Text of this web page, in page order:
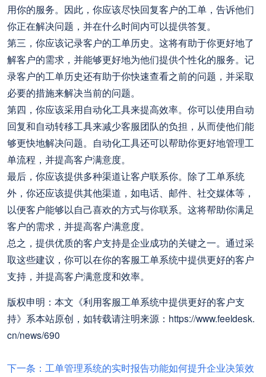
用你的服务。因此，你应该尽快回复客户的工单，告诉他们
你正在解决问题，并在什么时间内可以提供答复。
第三，你应该记录客户的工单历史。这将有助于你更好地了
解客户的需求，并能够更好地为他们提供个性化的服务。记
录客户的工单历史还有助于你快速查看之前的问题，并采取
必要的措施来解决当前的问题。
第四，你应该采用自动化工具来提高效率。你可以使用自动
回复和自动转移工具来减少客服团队的负担，从而使他们能
够更快地解决问题。自动化工具还可以帮助你更好地管理工
单流程，并提高客户满意度。
最后，你应该提供多种渠道让客户联系你。除了工单系统
外，你还应该提供其他渠道，如电话、邮件、社交媒体等，
以便客户能够以自己喜欢的方式与你联系。这将帮助你满足
客户的需求，并提高客户满意度。
总之，提供优质的客户支持是企业成功的关键之一。通过采
取这些建议，你可以在你的客服工单系统中提供更好的客户
支持，并提高客户满意度和效率。
版权申明：本文《利用客服工单系统中提供更好的客户支
持》系本站原创，如转载请注明来源：https://www.feeldesk.
cn/news/690
下一条：工单管理系统的实时报告功能如何提升企业决策效